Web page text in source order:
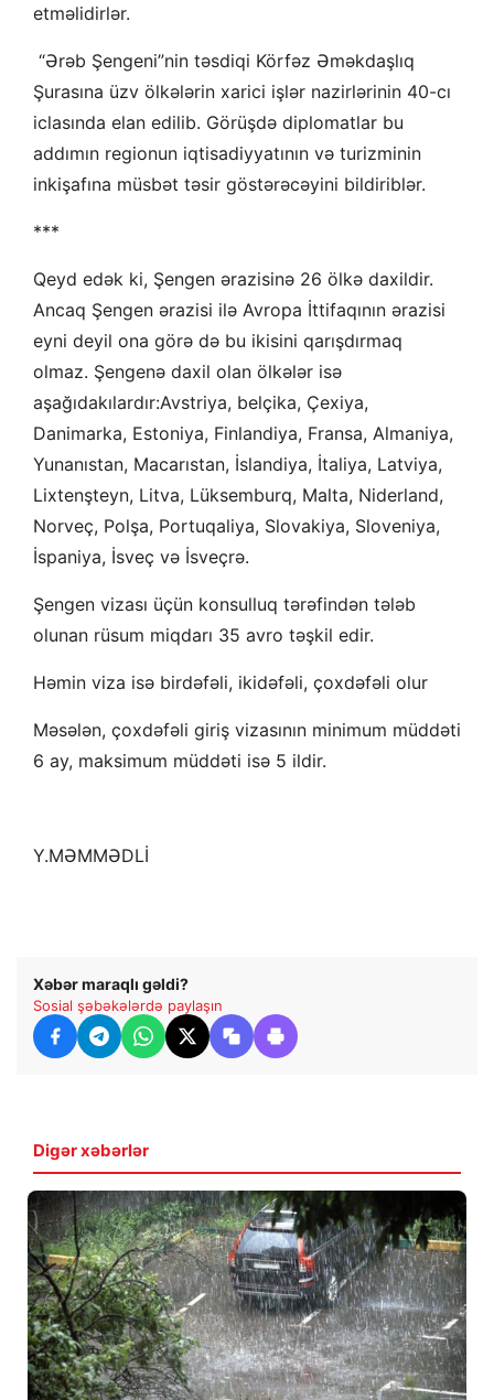
etməlidirlər.
“Ərəb Şengeni”nin təsdiqi Körfəz Əməkdaşlıq
Şurasına üzv ölkələrin xarici işlər nazirlərinin 40-cı
iclasında elan edilib. Görüşdə diplomatlar bu
addımın regionun iqtisadiyyatının və turizminin
inkişafına müsbət təsir göstərəcəyini bildiriblər.
***
Qeyd edək ki, Şengen ərazisinə 26 ölkə daxildir.
Ancaq Şengen ərazisi ilə Avropa İttifaqının ərazisi
eyni deyil ona görə də bu ikisini qarışdırmaq
olmaz. Şengenə daxil olan ölkələr isə
aşağıdakılardır:Avstriya, belçika, Çexiya,
Danimarka, Estoniya, Finlandiya, Fransa, Almaniya,
Yunanıstan, Macarıstan, İslandiya, İtaliya, Latviya,
Lixtenşteyn, Litva, Lüksemburq, Malta, Niderland,
Norveç, Polşa, Portuqaliya, Slovakiya, Sloveniya,
İspaniya, İsveç və İsveçrə.
Şengen vizası üçün konsulluq tərəfindən tələb
olunan rüsum miqdarı 35 avro təşkil edir.
Həmin viza isə birdəfəli, ikidəfəli, çoxdəfəli olur
Məsələn, çoxdəfəli giriş vizasının minimum müddəti
6 ay, maksimum müddəti isə 5 ildir.
Y.MƏMMƏDLİ
Xəbər maraqlı gəldi?
Sosial şəbəkələrdə paylaşın
Digər xəbərlər